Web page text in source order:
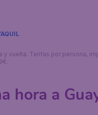
vuelta. Tarifas por persona,
hora a